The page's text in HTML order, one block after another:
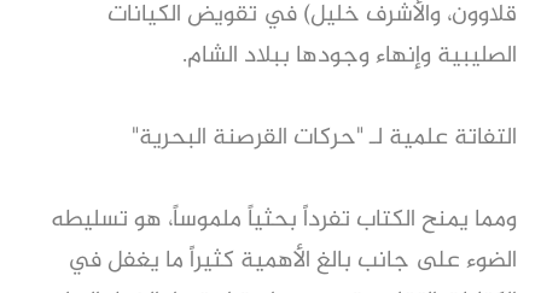
قلاوون، والأشرف خليل) في تقويض الكيانات
الصليبية وإنهاء وجودها ببلاد الشام.
التفاتة علمية لـ "حركات القرصنة البحرية"
ومما يمنح الكتاب تفرداً بحثياً ملموساً، هو تسليطه
الضوء على جانب بالغ الأهمية كثيراً ما يغفل في